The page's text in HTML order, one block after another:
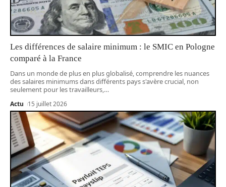
Les différences de salaire minimum : le SMIC en Pologne
comparé à la France
Dans un monde de plus en plus globalisé, comprendre les nuances
des salaires minimums dans différents pays s'avère crucial, non
seulement pour les travailleurs,…
Actu 15 juillet 2026